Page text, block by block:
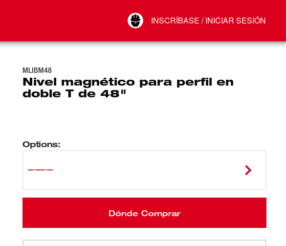
INSCRÍBASE / INICIAR SESIÓN
Conectar
MLIBM48
Nivel magnético para perfil en
doble T de 48"
Options:
Dónde Comprar